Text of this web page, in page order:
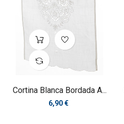
Cortina Blanca Bordada A...
Precio
6,90 €